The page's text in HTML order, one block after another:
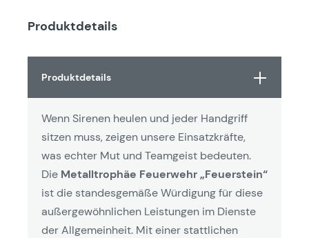
Produktdetails
Produktdetails
Wenn Sirenen heulen und jeder Handgriff
sitzen muss, zeigen unsere Einsatzkräfte,
was echter Mut und Teamgeist bedeuten.
Die Metalltrophäe Feuerwehr „Feuerstein“
ist die standesgemäße Würdigung für diese
außergewöhnlichen Leistungen im Dienste
der Allgemeinheit. Mit einer stattlichen